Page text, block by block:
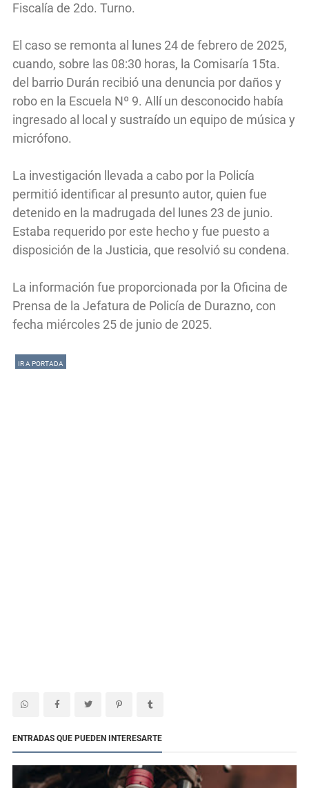
Fiscalía de 2do. Turno.
El caso se remonta al lunes 24 de febrero de 2025,
cuando, sobre las 08:30 horas, la Comisaría 15ta.
del barrio Durán recibió una denuncia por daños y
robo en la Escuela Nº 9. Allí un desconocido había
ingresado al local y sustraído un equipo de música y
micrófono.
La investigación llevada a cabo por la Policía
permitió identificar al presunto autor, quien fue
detenido en la madrugada del lunes 23 de junio.
Estaba requerido por este hecho y fue puesto a
disposición de la Justicia, que resolvió su condena.
La información fue proporcionada por la Oficina de
Prensa de la Jefatura de Policía de Durazno, con
fecha miércoles 25 de junio de 2025.
IR A PORTADA
ENTRADAS QUE PUEDEN INTERESARTE